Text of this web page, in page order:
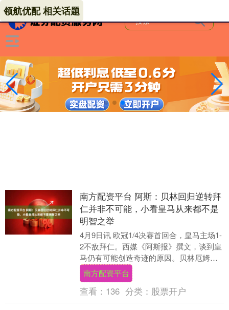
领航优配 相关话题
南方配资平台 阿斯：贝林回归逆转拜
仁并非不可能，小看皇马从来都不是
明智之举
4月9日讯 欧冠1/4决赛首回合，皇马主场1-
2不敌拜仁。西媒《阿斯报》撰文，谈到皇
马仍有可能创造奇迹的原因。贝林厄姆和
姆巴佩带来新希望，皇马欲在慕尼黑再次
上演....
南方配资平台
查看： 136 分类： 股票开户